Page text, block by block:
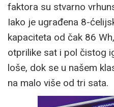
faktora su stvarno
Iako je ugrađena 8-
kapaciteta od čak 86
otprilike sat i pol čistog
loše, dok se u našem
na malo više od tri sata.